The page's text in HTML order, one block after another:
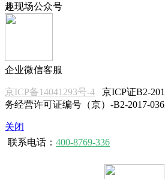
趣现场公众号
企业微信客服
京ICP备14041293号-4 京ICP证B2-
务经营许可证编号（京）-B2-2017-
关闭
联系电话： 400-8769-336